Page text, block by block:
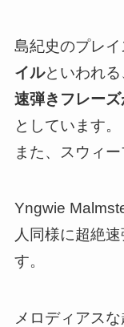
島紀史のプレ
イルといわれる
速弾きフレー
としています。
また、スウィ
Yngwie
人同様に超絶
す。
メロディアス